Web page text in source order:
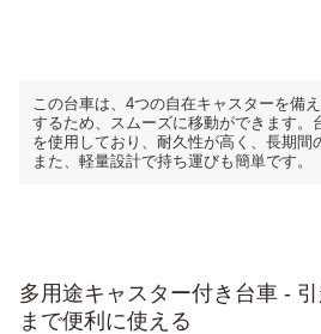
この台車は、4つの自在キャスターを備
するため、スムーズに移動ができます。
を使用しており、耐久性が高く、長期間
また、軽量設計で持ち運びも簡単です。
多用途キャスター付き台車 -
まで便利に使える